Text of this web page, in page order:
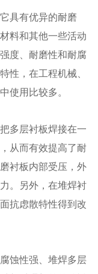
具有优异的耐磨
料和其他一些活动
度、耐磨性和耐腐
性，在工程机械、
使用比较多。
多层衬板焊接在一
从而有效提高了耐
衬板内部受压，外
。另外，在堆焊衬
抗虑散特性得到改
蚀性强、堆焊多层